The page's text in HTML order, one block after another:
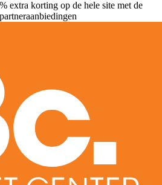
korting op de hele site met de